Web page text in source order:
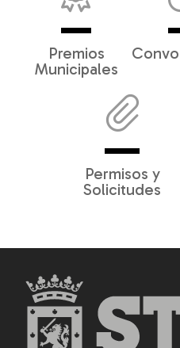
Premios
Municipales
Permisos y
Solicitudes